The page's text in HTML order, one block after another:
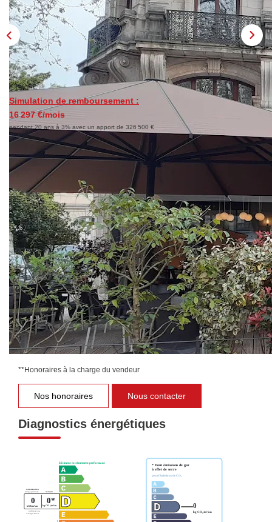
LOUER
Découvrez Nos Biens En Location
Confiez-Nous La Recherche De Votre Location
FAIRE GÉRER
NOTRE AGENCE
Simulation de remboursement :
16 297 €/mois
pendant 20 ans à 3% avec un apport de 326 500 €
Description
Réf : 603
A Besançon dans la boucle, 2 rue Lacoré, une opportunité
d'investissement exceptionnelle, un immeuble de rapport,
entièrement loué, alliant caractère architectural et
performance financière solide au coeur du centre historique
de Besançon, revenu locatif 147791 euros annuel, des
espaces intérieurs de grand standing, beaux volumes avec
des matériaux nobles, au rez-de-chaussée un restaurant
1802 de renom avec une terrasse exceptionnelle, une
opportunité unique de valoriser votre patrimoine.
**Honoraires à la charge du vendeur
Nos honoraires Nous contacter
Diagnostics énergétiques